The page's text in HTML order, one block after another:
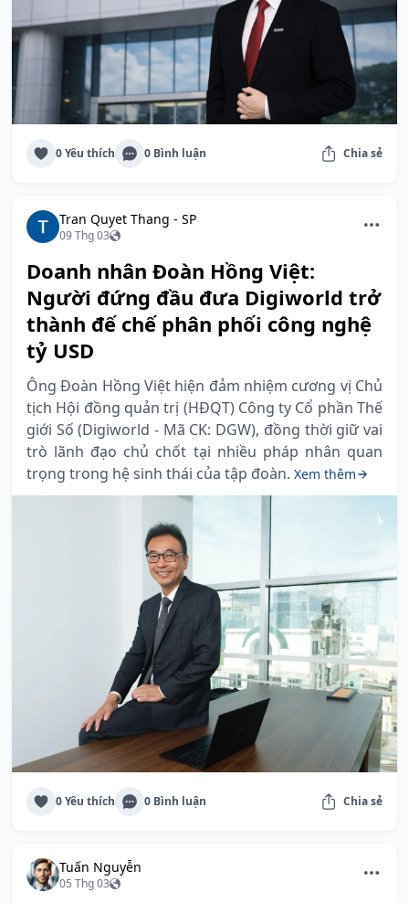
0 Yêu thích 0 Bình luận Chia sẻ
Tran Quyet Thang - SP
09 Thg 03
Doanh nhân Đoàn Hồng Việt:
Người đứng đầu đưa Digiworld trở
thành đế chế phân phối công nghệ
tỷ USD
Ông Đoàn Hồng Việt hiện đảm nhiệm cương vị Chủ
tịch Hội đồng quản trị (HĐQT) Công ty Cổ phần Thế
giới Số (Digiworld - Mã CK: DGW), đồng thời giữ vai
trò lãnh đạo chủ chốt tại nhiều pháp nhân quan
trọng trong hệ sinh thái của tập đoàn. Xem thêm
0 Yêu thích 0 Bình luận Chia sẻ
Tuấn Nguyễn
05 Thg 03